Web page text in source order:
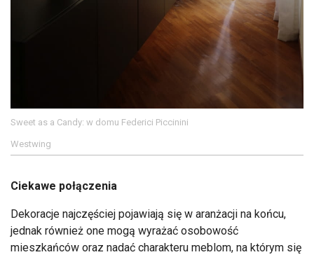
Sweet as a Candy: w domu Federici Piccinini
Westwing
Ciekawe połączenia
Dekoracje najczęściej pojawiają się w aranżacji na końcu,
jednak również one mogą wyrażać osobowość
mieszkańców oraz nadać charakteru meblom, na którym się